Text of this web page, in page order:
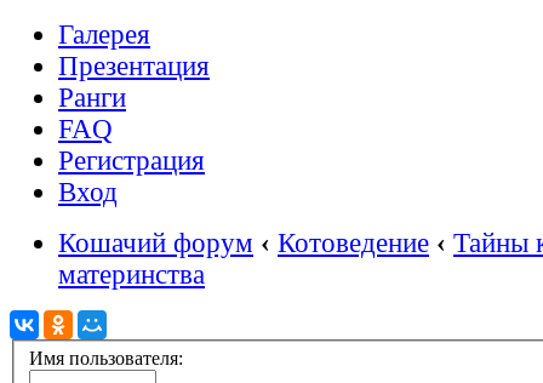
Галерея
Презентация
Ранги
FAQ
Регистрация
Вход
Кошачий форум ‹ Котоведение ‹ Тайны
материнства
Имя пользователя: